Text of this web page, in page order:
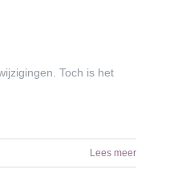
Toch is het
Lees meer